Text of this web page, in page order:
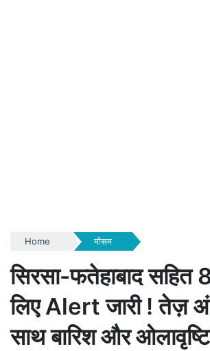
Home मौसम
सिरसा-फतेहाबाद सहित
लिए Alert जारी ! तेज़
साथ बारिश और